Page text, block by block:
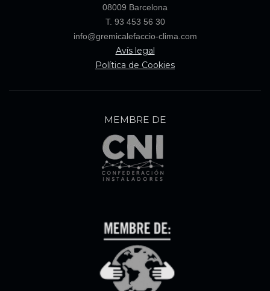
08009 Barcelona
T. 93 453 56 30
info@gremicalefaccio-clima.com
Avís legal
Política de Cookies
MEMBRE DE